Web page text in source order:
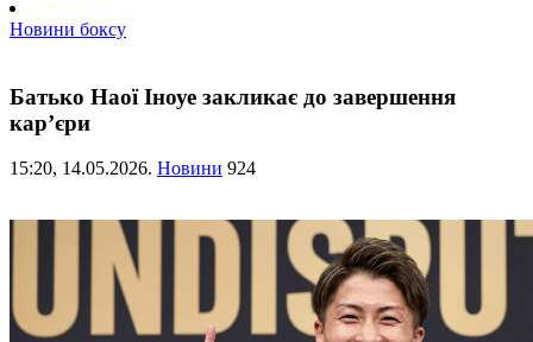
Новини боксу
Батько Наої Іноуе закликає до завершення
кар’єри
15:20, 14.05.2026. Новини 924